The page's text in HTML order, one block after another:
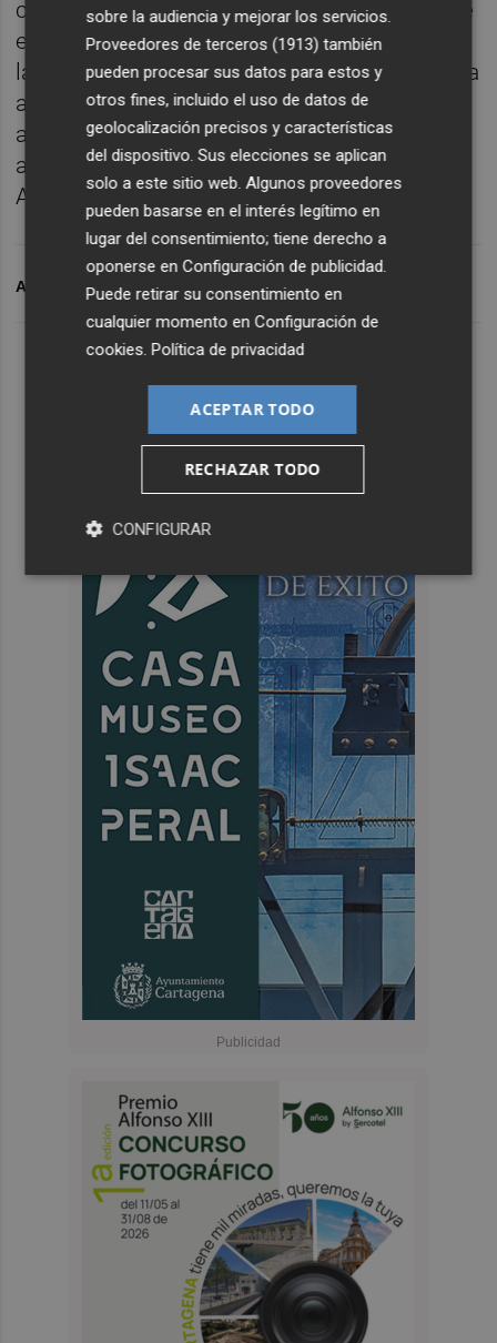
contar con un espacio llamado a convertirse
en el núcleo de la transformación digital en
la Región de Murcia y un centro de referencia
a nivel nacional e incluso europeo, sino que
además recuperamos un conjunto
arquitectónico de gran valor”, declaró López
Aragón.
ARCHIVADO EN ESPINARDO
sobre la audiencia y mejorar los servicios.
Proveedores de terceros (1913) también
pueden procesar sus datos para estos y
otros fines, incluido el uso de datos de
geolocalización precisos y características
del dispositivo. Sus elecciones se aplican
solo a este sitio web. Algunos proveedores
pueden basarse en el interés legítimo en
lugar del consentimiento; tiene derecho a
oponerse enConfiguración de publicidad.
Puede retirar su consentimiento en
cualquier momento enConfiguración de
cookies.Política de privacidad
ACEPTAR TODO
RECHAZAR TODO
CONFIGURAR